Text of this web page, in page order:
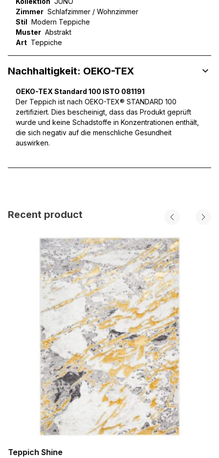
Zimmer Schlafzimmer / Wohnzimmer
Stil Modern Teppiche
Muster Abstrakt
Art Teppiche
Nachhaltigkeit: OEKO-TEX
OEKO-TEX Standard 100 ISTO 081191
Der Teppich ist nach OEKO-TEX® STANDARD 100
zertifiziert. Dies bescheinigt, dass das Produkt geprüft
wurde und keine Schadstoffe in Konzentrationen enthält,
die sich negativ auf die menschliche Gesundheit
auswirken.
Recent product
Teppich Shine